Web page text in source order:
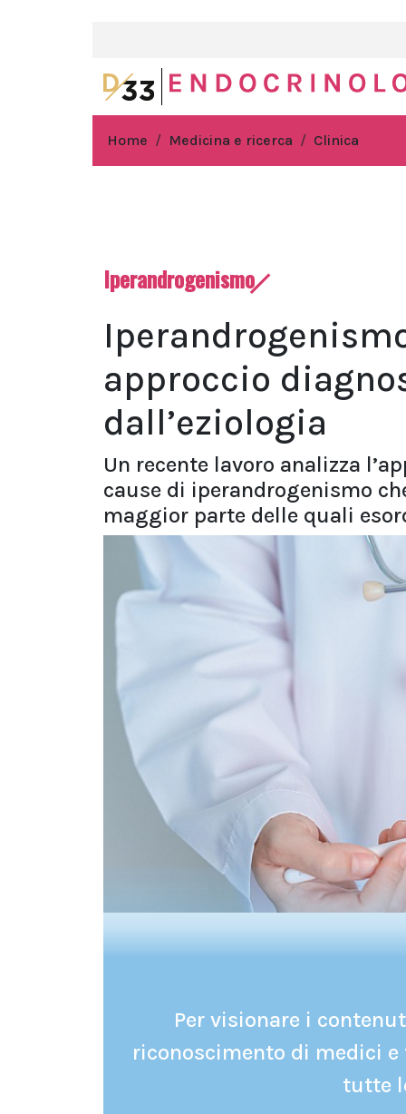
Home Medicina e ricerca Clinica
Iperandrogenismo
approccio
dall’eziologia
Un recente lavoro analizza
cause di iperandrogenismo
maggior parte delle quali
Per visionare i
riconoscimento di medici
tutte